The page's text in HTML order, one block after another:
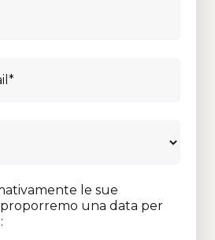
le sue
una data per